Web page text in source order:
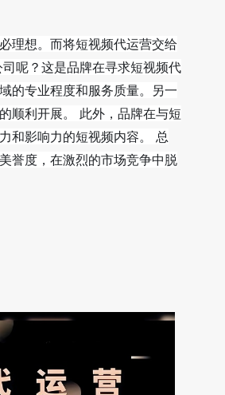
理想。而将短视频代运营交给
呢？这是品牌在寻求短视频代
的专业程度和服务质量。另一
顺利开展。 此外，品牌在与短
和影响力的短视频内容。 总
誉度，在激烈的市场竞争中脱